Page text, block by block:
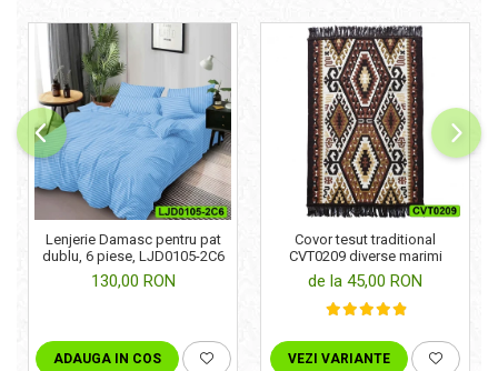
Lenjerie Damasc pentru pat
dublu, 6 piese, LJD0105-2C6
130,00 RON
ADAUGA IN COS
Covor tesut traditional
CVT0209 diverse marimi
de la 45,00 RON
VEZI VARIANTE